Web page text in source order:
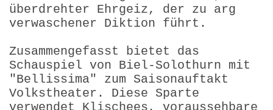
überdrehter Ehrgeiz, der zu arg
verwaschener Diktion führt.
Zusammengefasst bietet das
Schauspiel von Biel-Solothurn mit
"Bellissima" zum Saisonauftakt
Volkstheater. Diese Sparte
verwendet Klischees, voraus­sehbare